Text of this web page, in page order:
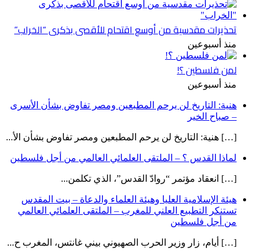
تحذيرات مقدسية من أوسع اقتحام للأقصى بذكرى “الخراب”
منذ أسبوعين
لمن فلسطين ؟!
منذ أسبوعين
هنية: التاريخ لن يرحم المطبعين ومصر تفاوض بشأن الأسرى
– صباح الخير
[…] هنية: التاريخ لن يرحم المطبعين ومصر تفاوض بشأن الأ...
لماذا القدس ؟ – الملتقى العلمائي العالمي من أجل فلسطين
[…] انعقاد مؤتمر “روادّ القدس”، الذي تكلمن...
هيئة الإسلامية العليا وهيئة العلماء والدعاة – بيت المقدس
تستنكر التطبيع العلني للمغرب – الملتقى العلمائي العالمي
من أجل فلسطين
[…] أيام، زار وزير الحرب الصهيوني بيني غانتس، المغرب ح...